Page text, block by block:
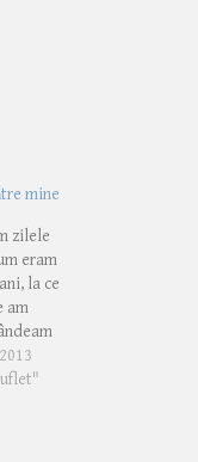
mine
zilele
eram
la ce
am
aș
cea